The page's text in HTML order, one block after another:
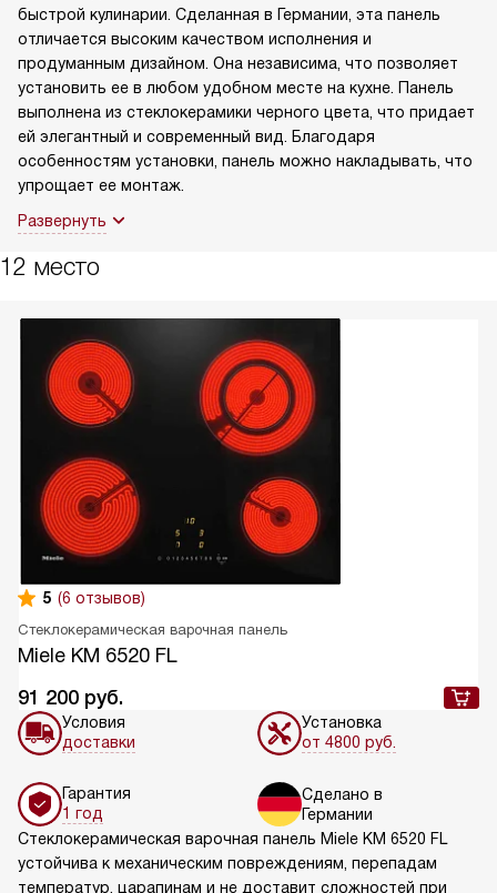
быстрой кулинарии. Сделанная в Германии, эта панель
отличается высоким качеством исполнения и
продуманным дизайном. Она независима, что позволяет
установить ее в любом удобном месте на кухне. Панель
выполнена из стеклокерамики черного цвета, что придает
ей элегантный и современный вид. Благодаря
особенностям установки, панель можно накладывать, что
упрощает ее монтаж.
Развернуть
12 место
5 (6 отзывов)
Стеклокерамическая варочная панель
Miele KM 6520 FL
91 200 руб.
Условия
доставки
Установка
от 4800 руб.
Гарантия
1 год
Сделано в
Германии
Стеклокерамическая варочная панель Miele KM 6520 FL
устойчива к механическим повреждениям, перепадам
температур, царапинам и не доставит сложностей при